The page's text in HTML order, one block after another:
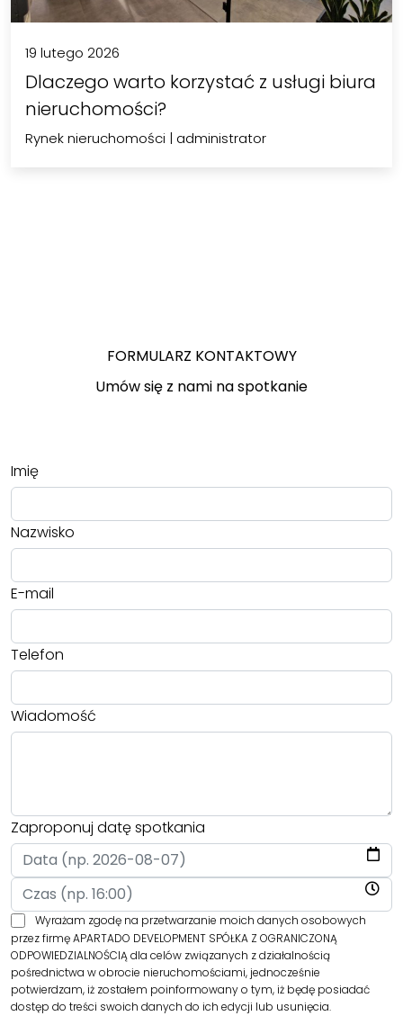
19 lutego 2026
Dlaczego warto korzystać z usługi biura
nieruchomości?
Rynek nieruchomości | administrator
FORMULARZ KONTAKTOWY
Umów się z nami na spotkanie
Imię
Nazwisko
E-mail
Telefon
Wiadomość
Zaproponuj datę spotkania
Wyrażam zgodę na przetwarzanie moich danych osobowych
przez firmę APARTADO DEVELOPMENT SPÓŁKA Z OGRANICZONĄ
ODPOWIEDZIALNOŚCIĄ dla celów związanych z działalnością
pośrednictwa w obrocie nieruchomościami, jednocześnie
potwierdzam, iż zostałem poinformowany o tym, iż będę posiadać
dostęp do treści swoich danych do ich edycji lub usunięcia.